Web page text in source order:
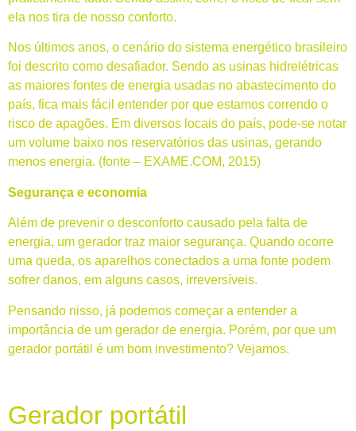
ela nos tira de nosso conforto.
Nos últimos anos, o cenário do sistema energético brasileiro
foi descrito como desafiador. Sendo as usinas hidrelétricas
as maiores fontes de energia usadas no abastecimento do
país, fica mais fácil entender por que estamos correndo o
risco de apagões. Em diversos locais do país, pode-se notar
um volume baixo nos reservatórios das usinas, gerando
menos energia. (fonte – EXAME.COM, 2015)
Segurança e economia
Além de prevenir o desconforto causado pela falta de
energia, um gerador traz maior segurança. Quando ocorre
uma queda, os aparelhos conectados a uma fonte podem
sofrer danos, em alguns casos, irreversíveis.
Pensando nisso, já podemos começar a entender a
importância de um gerador de energia. Porém, por que um
gerador portátil é um bom investimento? Vejamos.
Gerador portátil